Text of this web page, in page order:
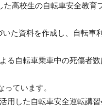
高校生の自転車安全教育
た資料を作成し、自転車
る自転車乗車中の死傷者
ています。
した自転車安全運転講習